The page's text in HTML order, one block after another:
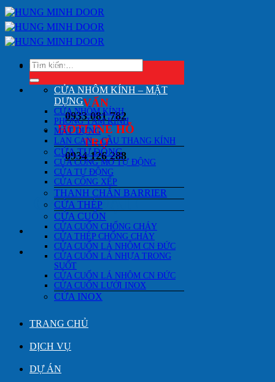
Bỏ
qua
nội
dung
Tìm
kiếm:
HOTLINE TƯ
VẤN
0933 081 782
HOTLINE HỖ
TRỢ
0934 126 288
LOẠI CỬA KÍNH
DANH MỤC SẢN PHẨM
CỬA NHÔM KÍNH – MẶT
DỰNG
CỬA NHÔM KÍNH
PHÒNG TẮM KÍNH
MẶT DỰNG
LAN CAN – CẦU THANG KÍNH
CỬA TỰ ĐỘNG
CỬA CỔNG MỞ TỰ ĐỘNG
CỬA TỰ ĐỘNG
CỬA CỔNG XẾP
THANH CHẮN BARRIER
CỬA THÉP
CỬA CUỐN
CỬA CUỐN CHỐNG CHÁY
CỬA THÉP CHỐNG CHÁY
CỬA CUỐN LÁ NHÔM CN ĐỨC
CỬA CUỐN LÁ NHỰA TRONG
SUỐT
CỬA CUỐN LÁ NHÔM CN ĐỨC
CỬA CUỐN LƯỚI INOX
CỬA INOX
TRANG CHỦ
DỊCH VỤ
DỰ ÁN